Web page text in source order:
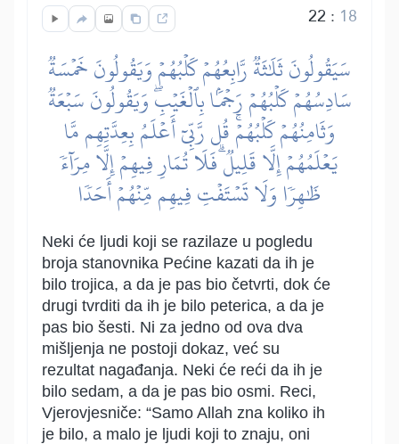
22 : 18
سَيَقُولُونَ ثَلَٰثَةٞ رَّابِعُهُمۡ كَلۡبُهُمۡ وَيَقُولُونَ خَمۡسَةٞ
سَادِسُهُمۡ كَلۡبُهُمۡ رَجۡمَۢا بِٱلۡغَيۡبِۖ وَيَقُولُونَ سَبۡعَةٞ
وَثَامِنُهُمۡ كَلۡبُهُمۡۚ قُل رَّبِّيٓ أَعۡلَمُ بِعِدَّتِهِم مَّا
يَعۡلَمُهُمۡ إِلَّا قَلِيلٞۗ فَلَا تُمَارِ فِيهِمۡ إِلَّا مِرَآءٗ
ظَٰهِرٗا وَلَا تَسۡتَفۡتِ فِيهِم مِّنۡهُمۡ أَحَدٗا
Neki će ljudi koji se razilaze u pogledu
broja stanovnika Pećine kazati da ih je
bilo trojica, a da je pas bio četvrti, dok će
drugi tvrditi da ih je bilo peterica, a da je
pas bio šesti. Ni za jedno od ova dva
mišljenja ne postoji dokaz, već su
rezultat nagađanja. Neki će reći da ih je
bilo sedam, a da je pas bio osmi. Reci,
Vjerovjesniče: “Samo Allah zna koliko ih
je bilo, a malo je ljudi koji to znaju, oni